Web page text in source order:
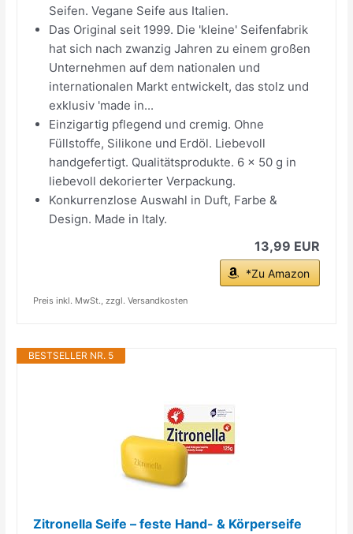
Seifen. Vegane Seife aus Italien.
Das Original seit 1999. Die 'kleine' Seifenfabrik
hat sich nach zwanzig Jahren zu einem großen
Unternehmen auf dem nationalen und
internationalen Markt entwickelt, das stolz und
exklusiv 'made in...
Einzigartig pflegend und cremig. Ohne
Füllstoffe, Silikone und Erdöl. Liebevoll
handgefertigt. Qualitätsprodukte. 6 x 50 g in
liebevoll dekorierter Verpackung.
Konkurrenzlose Auswahl in Duft, Farbe &
Design. Made in Italy.
13,99 EUR
*Zu Amazon
Preis inkl. MwSt., zzgl. Versandkosten
BESTSELLER NR. 5
Zitronella Seife – feste Hand- & Körperseife